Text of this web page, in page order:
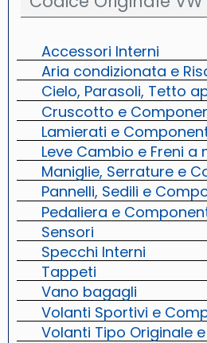
Accessori Interni
Aria condizionata e
Cielo, Parasoli, Tetto
Cruscotto e
Lamierati e
Leve Cambio e Freni a
Maniglie, Serrature e
Pannelli, Sedili e
Pedaliera e
Sensori
Specchi Interni
Tappeti
Vano bagagli
Volanti Sportivi e
Volanti Tipo Originale